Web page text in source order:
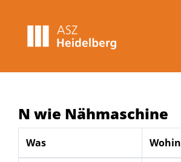
N wie Nähmaschine
Was Wohin